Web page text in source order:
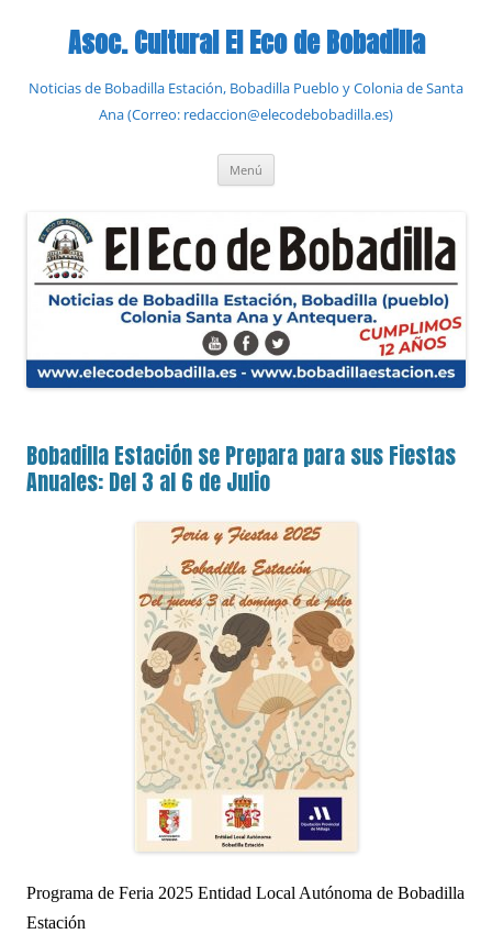
contenidoAsoc. Cultural El Eco de Bobadilla
Noticias de Bobadilla Estación, Bobadilla Pueblo y Colonia de Santa
Ana (Correo: redaccion@elecodebobadilla.es)
Menú
Bobadilla Estación se Prepara para sus Fiestas
Anuales: Del 3 al 6 de Julio
Programa de Feria 2025 Entidad Local Autónoma de Bobadilla
Estación